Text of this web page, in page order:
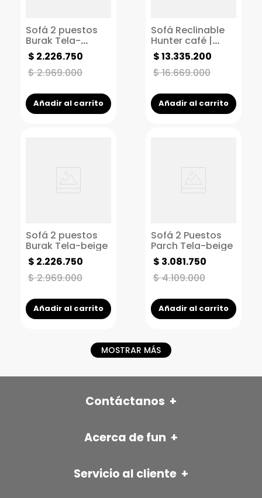
Sofá 2 puestos
Burak Tela-
plomo
$2.969.000
$ 2.226.750
Añadir al carrito
Sofá Reclinable
Hunter café |
Mueble de cuero |
Reclinable
eléctrico | 3
$16.669.000
$13.335.200
Añadir al carrito
Sofá 2 puestos
Burak Tela-beige
$2.969.000
$ 2.226.750
Añadir al carrito
Sofá 2 Puestos
Parch Tela-beige
$4.109.000
$ 3.081.750
Añadir al carrito
MOSTRAR MÁS
Contáctanos +
Autopista sur con Av Pilsen
📱 315 593 6246
☎️ 322 22 86 EXT 101
Acerca de fun +
BLOG FÜN
Servicio al cliente +